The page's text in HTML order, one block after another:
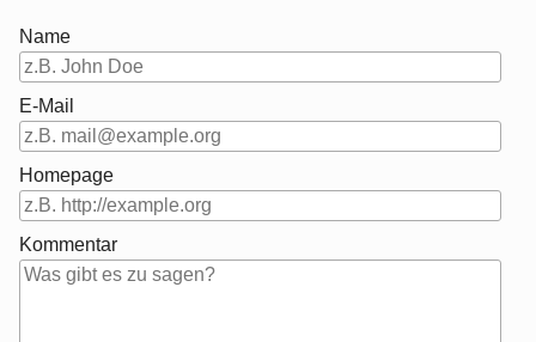
Name
E-Mail
Homepage
Kommentar